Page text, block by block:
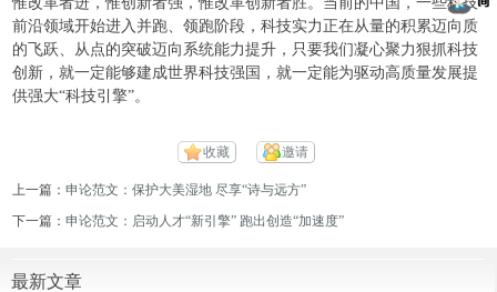
前沿领域开始进入并跑、领跑阶段，科技实力正在从量的积累迈向质
的飞跃、从点的突破迈向系统能力提升，只要我们凝心聚力狠抓科技
创新，就一定能够建成世界科技强国，就一定能为驱动高质量发展提
供强大“科技引擎”。
收藏 邀请
上一篇：申论范文：保护大美湿地 尽享“诗与远方”
下一篇：申论范文：启动人才“新引擎” 跑出创造“加速度”
最新文章